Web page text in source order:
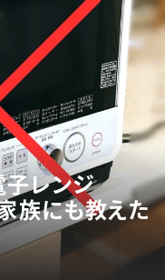
子レンジ
族にも教えた